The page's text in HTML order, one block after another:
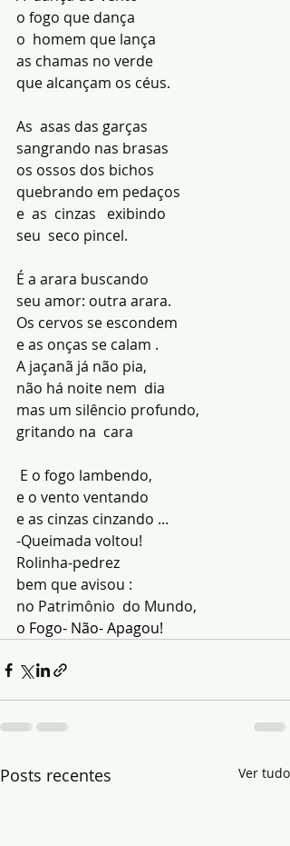
o fogo que dança
o  homem que lança
as chamas no verde
que alcançam os céus.
As  asas das garças
sangrando nas brasas
os ossos dos bichos
quebrando em pedaços
e  as  cinzas   exibindo
seu  seco pincel.
É a arara buscando
seu amor: outra arara.
Os cervos se escondem
e as onças se calam .
A jaçanã já não pia,
não há noite nem  dia
mas um silêncio profundo,
gritando na  cara
E o fogo lambendo,
e o vento ventando
e as cinzas cinzando ...
-Queimada voltou!
Rolinha-pedrez
bem que avisou :
no Patrimônio  do Mundo,
o Fogo- Não- Apagou!
Posts recentes Ver tudo